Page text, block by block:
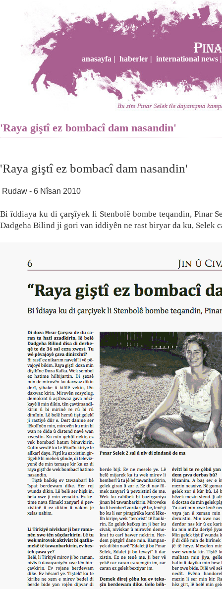
anasayfa | haberler | international news |
'Raya giştî ez bombacî dam nasandin'
'Raya giştî ez bombacî dam nasandin'
Rudaw - 6 Nîsan 2010
Bi îddiaya ku di çarşîyek li Stenbolê bombe teqandin, Pinar
Dadgeha Bilind ji gori van iddiyên ne rast biryar da ku, Selek